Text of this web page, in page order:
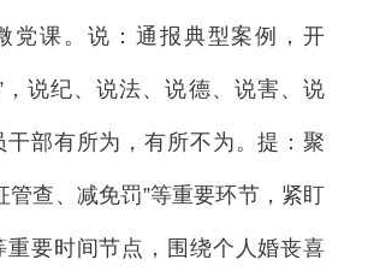
党课。说：通报典型案例，开
，说纪、说法、说德、说害、说
干部有所为，有所不为。提：聚
管查、减免罚”等重要环节，紧盯
重要时间节点，围绕个人婚丧喜